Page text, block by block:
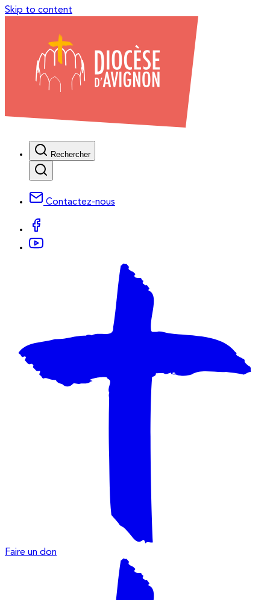
Skip to content
Rechercher
Contactez-nous
Faire un don